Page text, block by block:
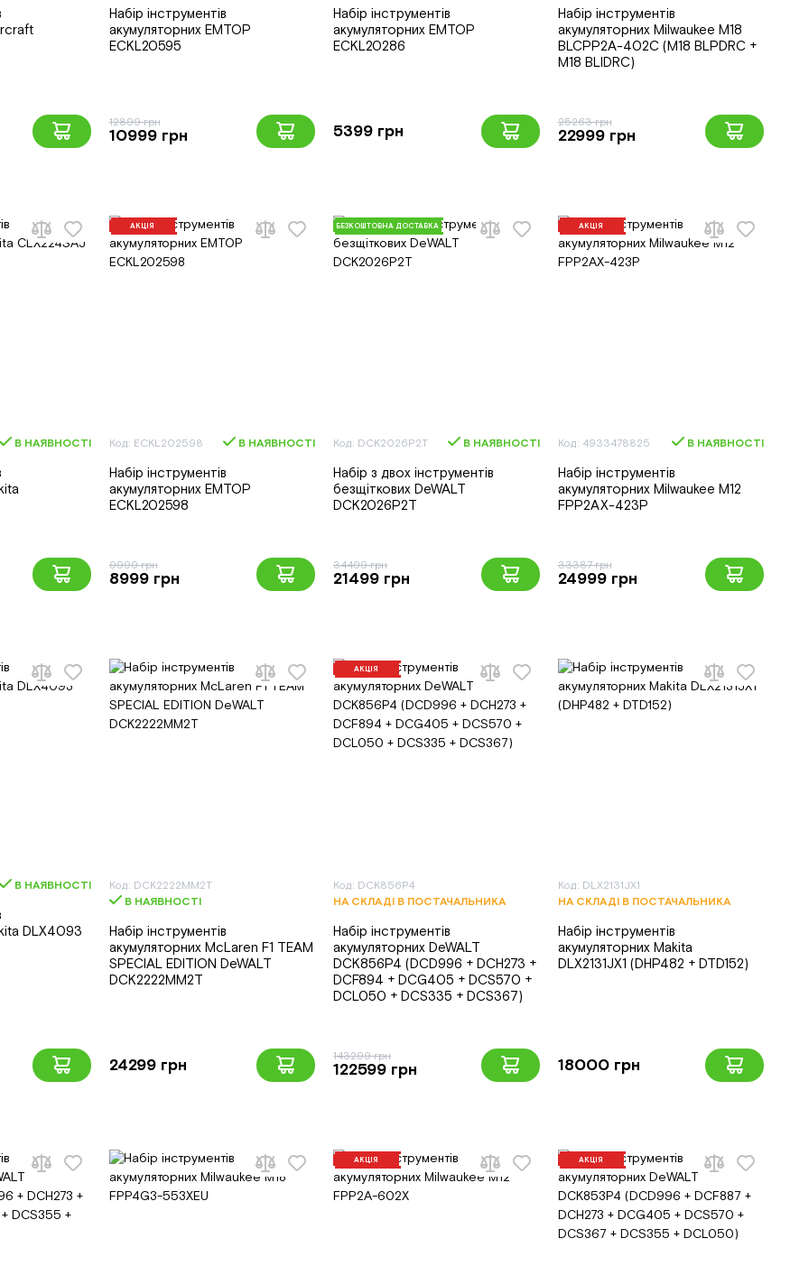
Набір інструментів
акумуляторних EMTOP
ECKL20595
12899 грн
10999 грн
Набір інструментів
акумуляторних EMTOP
ECKL20286
5399 грн
Набір інструментів
акумуляторних Milwaukee M18
BLCPP2A-402C (M18 BLPDRC +
M18 BLIDRC)
25263 грн
22999 грн
В НАЯВНОСТІ
АКЦІЯ
Код: ECKL202598 В НАЯВНОСТІ
Набір інструментів
акумуляторних EMTOP
ECKL202598
9999 грн
8999 грн
БЕЗКОШТОВНА ДОСТАВКА
Код: DCK2026P2T В НАЯВНОСТІ
Набір з двох інструментів
безщіткових DeWALT
DCK2026P2T
34499 грн
21499 грн
АКЦІЯ
Код: 4933478825 В НАЯВНОСТІ
Набір інструментів
акумуляторних Milwaukee M12
FPP2AX-423P
33387 грн
24999 грн
В НАЯВНОСТІ
DLX4093
Код: DCK2222MM2T
В НАЯВНОСТІ
Набір інструментів
акумуляторних McLaren F1 TEAM
SPECIAL EDITION DeWALT
DCK2222MM2T
24299 грн
АКЦІЯ
Код: DCK856P4
НА СКЛАДІ В ПОСТАЧАЛЬНИКА
Набір інструментів
акумуляторних DeWALT
DCK856P4 (DCD996 + DCH273 +
DCF894 + DCG405 + DCS570 +
DCL050 + DCS335 + DCS367)
143299 грн
122599 грн
Код: DLX2131JX1
НА СКЛАДІ В ПОСТАЧАЛЬНИКА
Набір інструментів
акумуляторних Makita
DLX2131JX1 (DHP482 + DTD152)
18000 грн
АКЦІЯ АКЦІЯ